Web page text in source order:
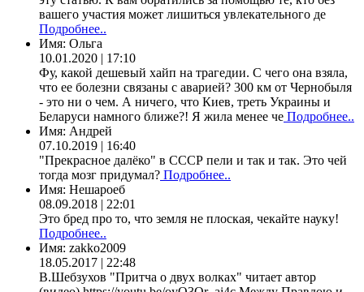
вашего участия может лишиться увлекательного де
Подробнее..
Имя: Ольга
10.01.2020 | 17:10
Фу, какой дешевый хайп на трагедии. С чего она взяла,
что ее болезни связаны с аварией? 300 км от Чернобыля
- это ни о чем. А ничего, что Киев, треть Украины и
Беларуси намного ближе?! Я жила менее че Подробнее..
Имя: Андрей
07.10.2019 | 16:40
"Прекрасное далёко" в СССР пели и так и так. Это чей
тогда мозг придумал? Подробнее..
Имя: Нешароеб
08.09.2018 | 22:01
Это бред про то, что земля не плоская, чекайте науку!
Подробнее..
Имя: zakko2009
18.05.2017 | 22:48
В.Шебзухов "Притча о двух волках" читает автор